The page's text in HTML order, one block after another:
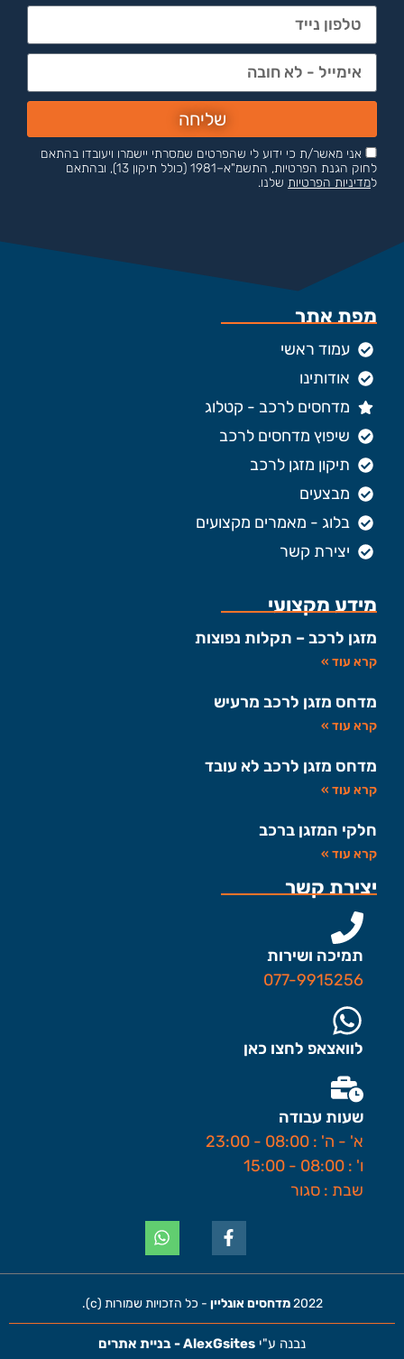
אני מאשר/ת כי ידוע לי שהפרטים שמסרתי יישמרו ויעובדו בהתאם
לחוק הגנת הפרטיות, התשמ"א–1981 (כולל תיקון 13), ובהתאם
למדיניות הפרטיות שלנו.
שליחה
מפת אתר
עמוד ראשי
אודותינו
מדחסים לרכב - קטלוג
שיפוץ מדחסים לרכב
תיקון מזגן לרכב
מבצעים
בלוג - מאמרים מקצועים
יצירת קשר
מידע מקצועי
מזגן לרכב – תקלות נפוצות
קרא עוד »
מדחס מזגן לרכב מרעיש
קרא עוד »
מדחס מזגן לרכב לא עובד
קרא עוד »
חלקי המזגן ברכב
קרא עוד »
יצירת קשר
תמיכה ושירות
077-9915256
לוואצאפ לחצו כאן
שעות עבודה
א' - ה' : 08:00 - 23:00
ו' : 08:00 - 15:00
שבת : סגור
נבנה ע"י AlexGsites - בניית אתרים
2022 מדחסים אונליין - כל הזכויות שמורות (c).